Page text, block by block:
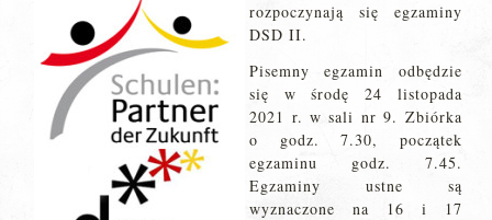
rozpoczynają się egzaminy
DSD II.
Pisemny egzamin odbędzie
się w środę 24 listopada
2021 r. w sali nr 9. Zbiórka
o godz. 7.30, początek
egzaminu godz. 7.45.
Egzaminy ustne są
wyznaczone na 16 i 17